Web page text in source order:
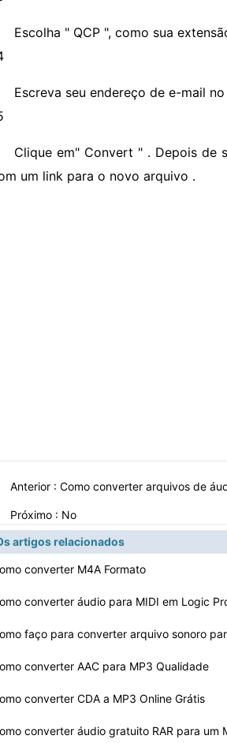
Escolha " QCP ", como sua
Escreva seu endereço de e-mail
Clique em" Convert " . Depois de
um link para o novo arquivo .
Anterior : Como converter arquivos de
Próximo : No
artigos relacionados
converter M4A Formato
converter áudio para MIDI em Logic
faço para converter arquivo sonoro
converter AAC para MP3 Qualidade
converter CDA a MP3 Online Grátis
converter áudio gratuito RAR para um